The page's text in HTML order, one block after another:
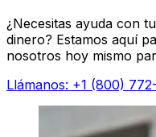
¿Necesitas ayuda con
dinero? Estamos aquí
nosotros hoy mismo
Llámanos: +1 (800)